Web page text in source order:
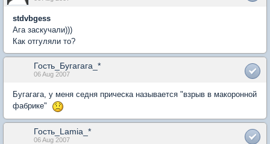
stdvbgess
Ага заскучали)))
Как отгуляли то?
Гость_Бугагага_*
06 Aug 2007
Бугагага, у меня седня прическа называется "взрыв в макоронной
фабрике"
Гость_Lamia_*
06 Aug 2007